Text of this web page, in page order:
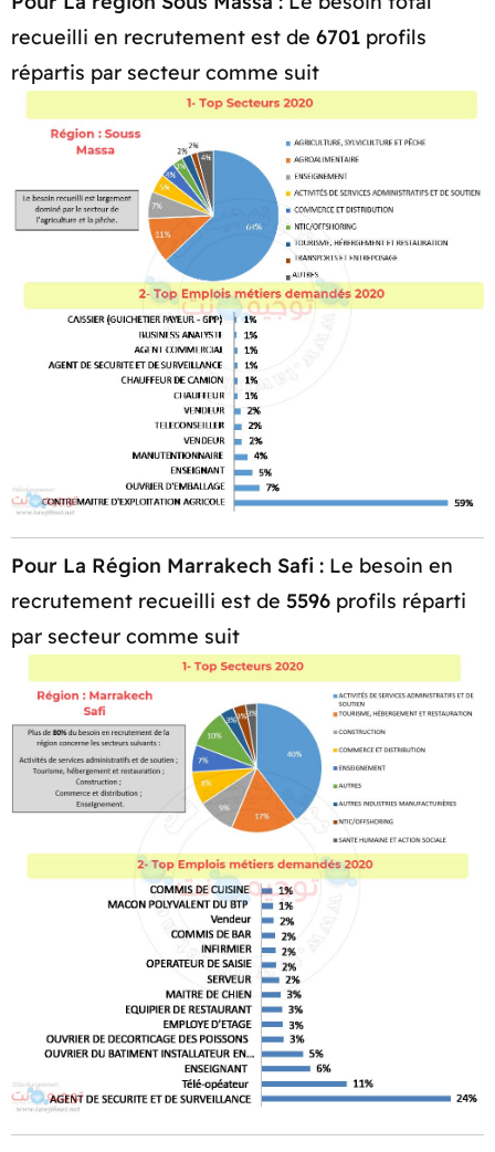
recueilli en recrutement est de 6701 profils
répartis par secteur comme suit​
Pour La Région Marrakech Safi : Le besoin en
recrutement recueilli est de 5596 profils réparti
par secteur comme suit​